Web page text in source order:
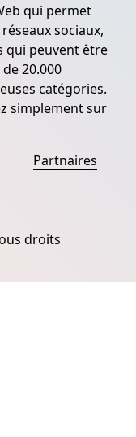
qui permet
sociaux,
qui peuvent être
20.000
catégories.
simplement sur
Partnaires
droits